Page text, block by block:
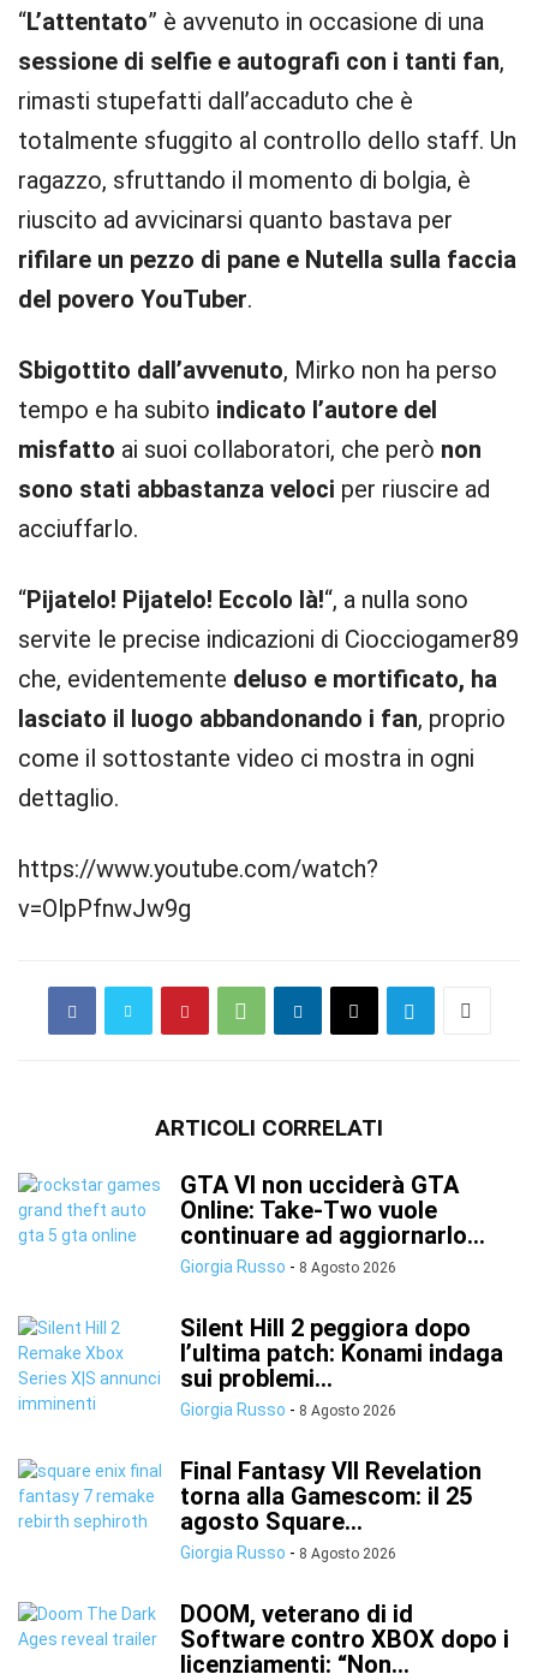
“L’attentato” è avvenuto in occasione di una
sessione di selfie e autografi con i tanti fan,
rimasti stupefatti dall’accaduto che è
totalmente sfuggito al controllo dello staff. Un
ragazzo, sfruttando il momento di bolgia, è
riuscito ad avvicinarsi quanto bastava per
rifilare un pezzo di pane e Nutella sulla faccia
del povero YouTuber.
Sbigottito dall’avvenuto, Mirko non ha perso
tempo e ha subito indicato l’autore del
misfatto ai suoi collaboratori, che però non
sono stati abbastanza veloci per riuscire ad
acciuffarlo.
“Pijatelo! Pijatelo! Eccolo là!“, a nulla sono
servite le precise indicazioni di Ciocciogamer89
che, evidentemente deluso e mortificato, ha
lasciato il luogo abbandonando i fan, proprio
come il sottostante video ci mostra in ogni
dettaglio.
https://www.youtube.com/watch?
v=OlpPfnwJw9g
ARTICOLI CORRELATI
GTA VI non ucciderà GTA
Online: Take-Two vuole
continuare ad aggiornarlo...
Giorgia Russo - 8 Agosto 2026
Silent Hill 2 peggiora dopo
l’ultima patch: Konami indaga
sui problemi...
Giorgia Russo - 8 Agosto 2026
Final Fantasy VII Revelation
torna alla Gamescom: il 25
agosto Square...
Giorgia Russo - 8 Agosto 2026
DOOM, veterano di id
Software contro XBOX dopo i
licenziamenti: “Non...